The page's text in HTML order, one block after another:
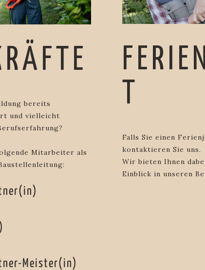
bereits
und vielleicht
Mitarbeiter als
Meister(in)
T
Falls Sie einen
kontaktieren Sie uns.
Wir bieten Ihnen
Einblick in unseren